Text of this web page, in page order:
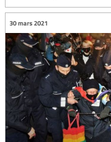
30 mars 2021